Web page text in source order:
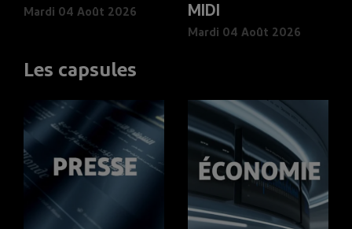
Mardi 04 Août 2026
MIDI
Mardi 04 Août 2026
Les capsules